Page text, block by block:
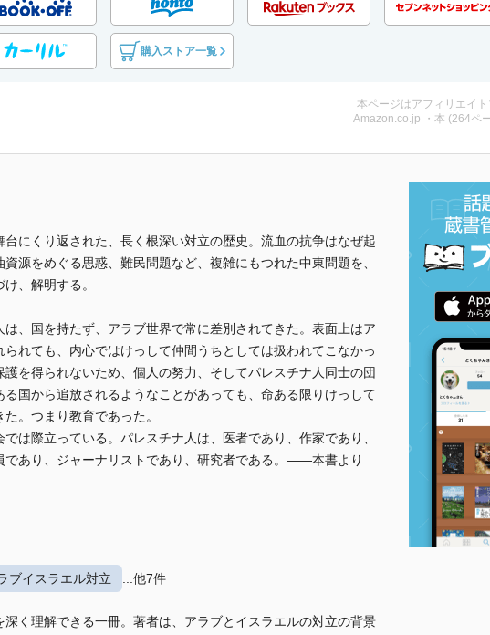
購入ストア一覧
本ページはアフィリエイ
Amazon.co.jp ・本 (264ペ
にくり返された、長く根深い対立の歴史。流血の抗争はなぜ起
源をめぐる思惑、難民問題など、複雑にもつれた中東問題を、
、解明する。
、国を持たず、アラブ世界で常に差別されてきた。表面上はア
れても、内心ではけっして仲間うちとしては扱われてこなかっ
を得られないため、個人の努力、そしてパレスチナ人同士の団
国から追放されるようなことがあっても、命ある限りけっして
。つまり教育であった。
は際立っている。パレスチナ人は、医者であり、作家であり、
であり、ジャーナリストであり、研究者である。――本書より
ブイスラエル対立 ...他7件
く理解できる一冊。著者は、アラブとイスラエルの対立の背景